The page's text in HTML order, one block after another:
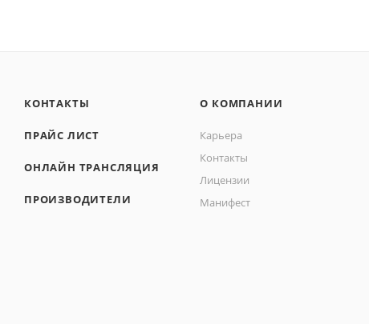
КОНТАКТЫ
ПРАЙС ЛИСТ
ОНЛАЙН ТРАНСЛЯЦИЯ
ПРОИЗВОДИТЕЛИ
О КОМПАНИИ
Карьера
Контакты
Лицензии
Манифест